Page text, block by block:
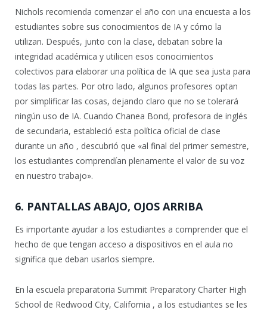
Nichols recomienda comenzar el año con una encuesta a los
estudiantes sobre sus conocimientos de IA y cómo la
utilizan. Después, junto con la clase, debatan sobre la
integridad académica y utilicen esos conocimientos
colectivos para elaborar una política de IA que sea justa para
todas las partes. Por otro lado, algunos profesores optan
por simplificar las cosas, dejando claro que no se tolerará
ningún uso de IA. Cuando Chanea Bond, profesora de inglés
de secundaria, estableció esta política oficial de clase
durante un año , descubrió que «al final del primer semestre,
los estudiantes comprendían plenamente el valor de su voz
en nuestro trabajo».
6. PANTALLAS ABAJO, OJOS ARRIBA
Es importante ayudar a los estudiantes a comprender que el
hecho de que tengan acceso a dispositivos en el aula no
significa que deban usarlos siempre.
En la escuela preparatoria Summit Preparatory Charter High
School de Redwood City, California , a los estudiantes se les